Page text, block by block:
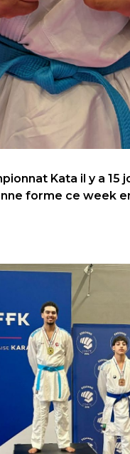
Kata il y a 15
forme ce week